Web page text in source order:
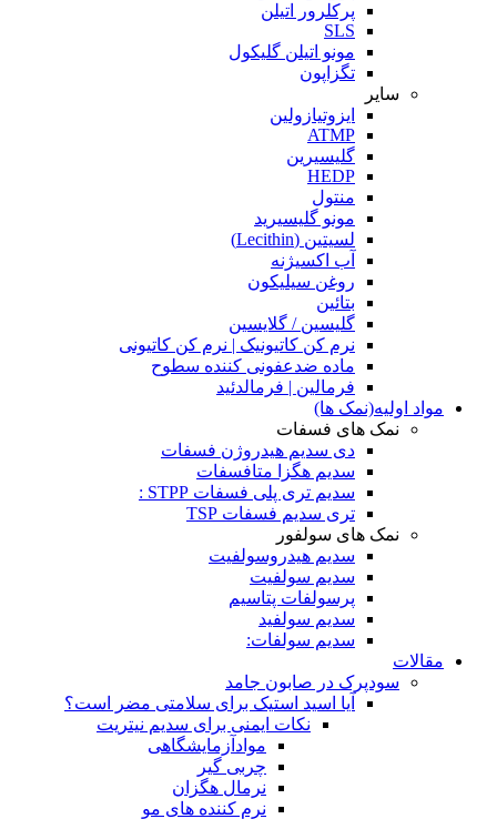
پرکلرور اتیلن
SLS
مونو اتیلن گلیکول
تگزاپون
سایر
ایزوتیازولین
ATMP
گلیسیرین
HEDP
منتول
مونو گلیسیرید
لسیتین (Lecithin)
آب اکسیژنه
روغن سیلیکون
بتائین
گلیسین / گلایسین
نرم کن کاتیونیک | نرم کن کاتیونی
ماده ضدعفونی کننده سطوح
فرمالین | فرمالدئید
مواد اولیه(نمک ها)
نمک های فسفات
دی سدیم هیدروژن فسفات
سدیم هگزا متافسفات
سدیم تری پلی فسفات STPP :
تری سدیم فسفات TSP
نمک های سولفور
سدیم هیدروسولفیت
سدیم سولفیت
پرسولفات پتاسیم
سدیم سولفید
سدیم سولفات:
مقالات
سودپرک در صابون جامد
آیا اسید استیک برای سلامتی مضر است؟
نکات ایمنی برای سدیم نیتریت
موادآزمایشگاهی
چربی گیر
نرمال هگزان
نرم کننده های مو